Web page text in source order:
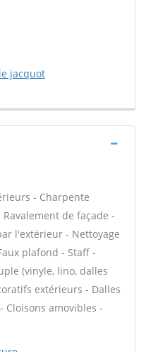
jacquot
- Charpente
de façade -
l'extérieur - Nettoyage
plafond - Staff -
(vinyle, lino, dalles
extérieurs - Dalles
Cloisons amovibles -